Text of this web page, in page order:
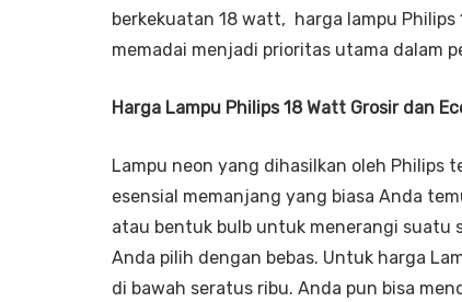
berkekuatan 18 watt, harga lampu
memadai menjadi prioritas utama dalam
Harga Lampu Philips 18 Watt Grosir dan
Lampu neon yang dihasilkan oleh Philips
esensial memanjang yang biasa Anda
atau bentuk bulb untuk menerangi suatu
Anda pilih dengan bebas. Untuk harga
di bawah seratus ribu. Anda pun bisa